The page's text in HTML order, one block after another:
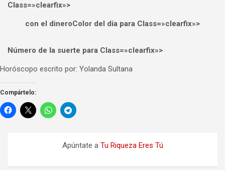
Class=»clearfix»>
con el dineroColor del día para Class=»clearfix»>
Número de la suerte para Class=»clearfix»>
Horóscopo escrito por: Yolanda Sultana
Compártelo:
Apúntate a Tu Riqueza Eres Tú